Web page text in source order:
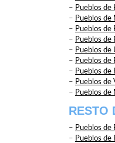
– Pueblos de
– Pueblos de
– Pueblos de
– Pueblos de
– Pueblos de
– Pueblos de
– Pueblos de
– Pueblos de
– Pueblos de
RESTO
– Pueblos de
– Pueblos de